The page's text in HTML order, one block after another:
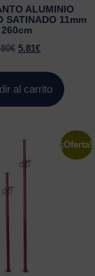
ALUMINIO
SATINADO 11mm
260cm
€ 5.81€
al carrito
¡Oferta!